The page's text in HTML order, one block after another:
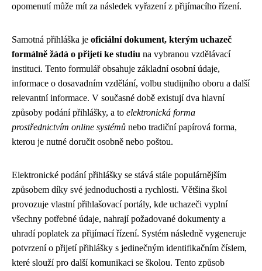
opomenutí může mít za následek vyřazení z přijímacího řízení.
Samotná přihláška je oficiální dokument, kterým uchazeč
formálně žádá o přijetí ke studiu na vybranou vzdělávací
instituci. Tento formulář obsahuje základní osobní údaje,
informace o dosavadním vzdělání, volbu studijního oboru a další
relevantní informace. V současné době existují dva hlavní
způsoby podání přihlášky, a to elektronická forma
prostřednictvím online systémů nebo tradiční papírová forma,
kterou je nutné doručit osobně nebo poštou.
Elektronické podání přihlášky se stává stále populárnějším
způsobem díky své jednoduchosti a rychlosti. Většina škol
provozuje vlastní přihlašovací portály, kde uchazeči vyplní
všechny potřebné údaje, nahrají požadované dokumenty a
uhradí poplatek za přijímací řízení. Systém následně vygeneruje
potvrzení o přijetí přihlášky s jedinečným identifikačním číslem,
které slouží pro další komunikaci se školou. Tento způsob